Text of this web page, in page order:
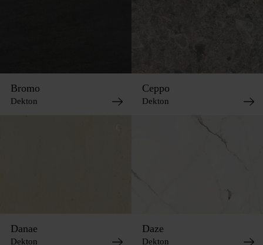
Bromo
Dekton
Ceppo
Dekton
Danae
Dekton
Daze
Dekton